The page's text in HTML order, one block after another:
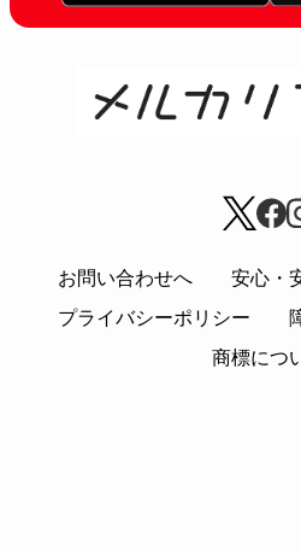
お問い合わせへ
安心・
プライバシーポリシー
商標につ